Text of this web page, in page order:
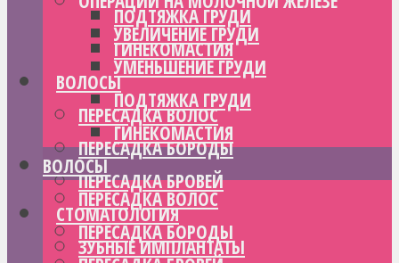
ПОДТЯЖКА ГРУДИ
ГИНЕКОМАСТИЯ
ВОЛОСЫ
ПЕРЕСАДКА ВОЛОС
ПЕРЕСАДКА БОРОДЫ
ПЕРЕСАДКА БРОВЕЙ
СТОМАТОЛОГИЯ
ЗУБНЫЕ ИМПЛАНТАТЫ
УВЕЛИЧЕНИЕ ГРУДИ
УМЕНЬШЕНИЕ ГРУДИ
ПОДТЯЖКА ГРУДИ
ГИНЕКОМАСТИЯ
ВОЛОСЫ
ПЕРЕСАДКА ВОЛОС
ПЕРЕСАДКА БОРОДЫ